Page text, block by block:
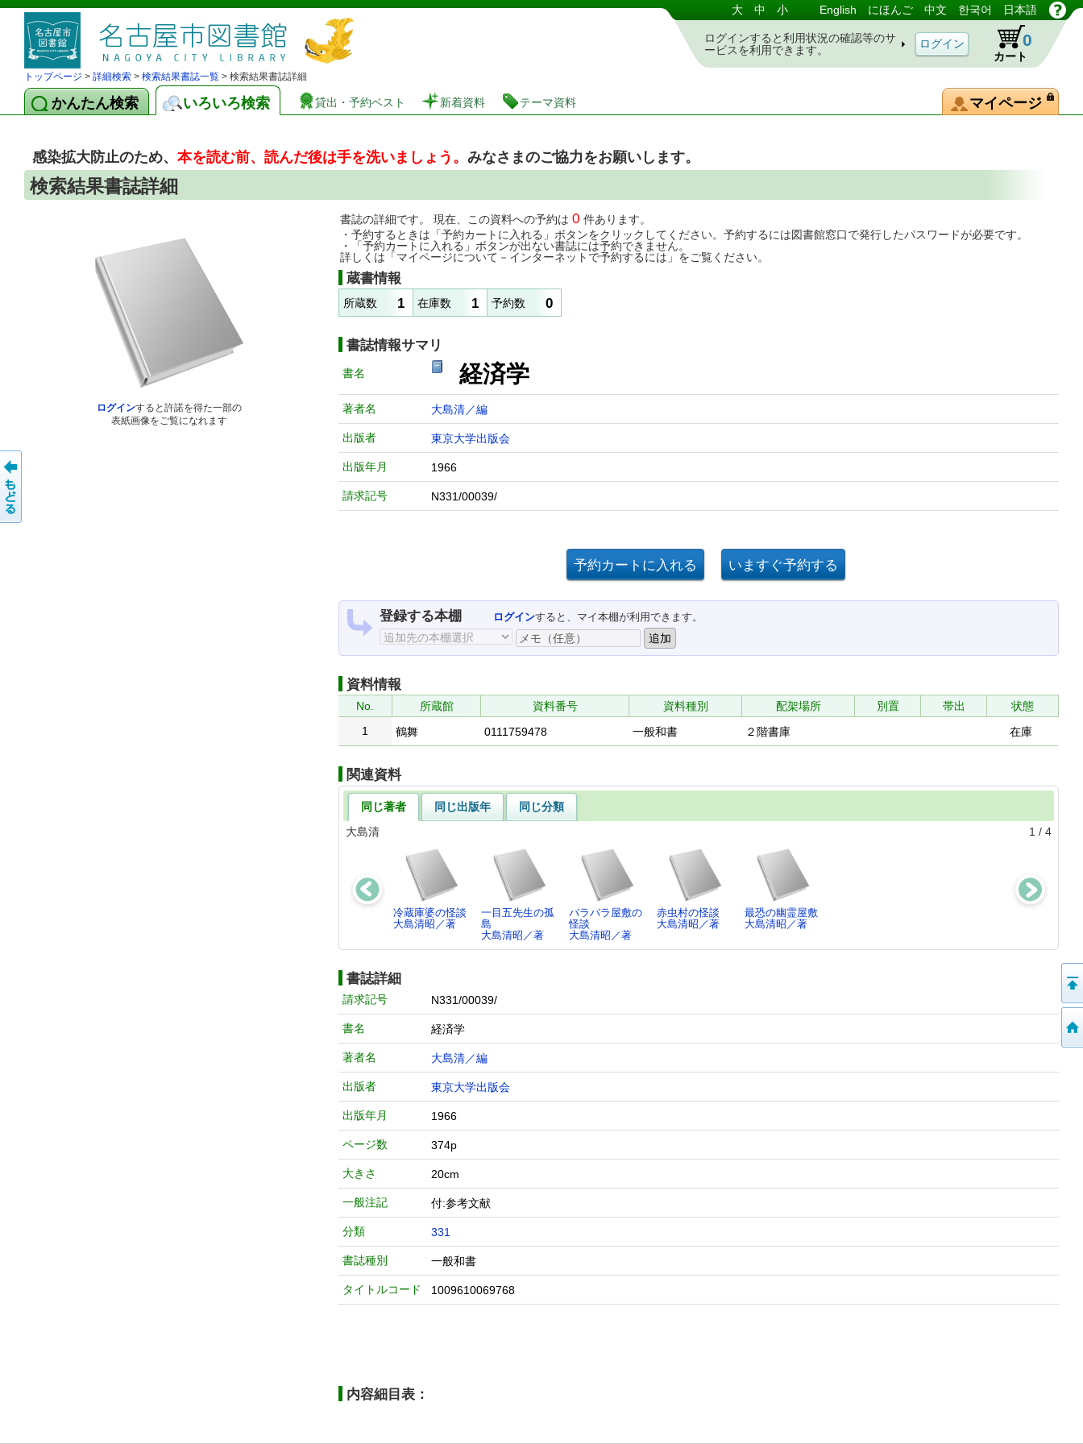
図書館 蔵書検索・予約システム 大 中 小 English にほんご 中文 한국어 日本語
ログインすると利用状況の確認等のサ
ービスを利用できます。
カート
0
トップページ > 詳細検索 > 検索結果書誌一覧 > 検索結果書誌詳細
かんたん検索 いろいろ検索 貸出・予約ベスト 新着資料 テーマ資料 マイページ
感染拡大防止のため、 本を読む前、読んだ後は手を洗いましょう。 みなさまのご協力をお願いします。
検索結果書誌詳細
ログインすると許諾を得た一部の
表紙画像をご覧になれます
書誌の詳細です。 現在、この資料への予約は 0 件あります。
・予約するときは「予約カートに入れる」ボタンをクリックしてください。予約するには図書館窓口で発行したパスワードが必要です。
・「予約カートに入れる」ボタンが出ない書誌には予約できません。
詳しくは「マイページについて－インターネットで予約するには」をご覧ください。
蔵書情報
所蔵数 1 在庫数 1 予約数 0
書誌情報サマリ
書名 経済学
著者名 大島清／編
出版者 東京大学出版会
出版年月 1966
請求記号 N331/00039/
登録する本棚 ログインすると、マイ本棚が利用できます。
資料情報
No. 所蔵館 資料番号 資料種別 配架場所 別置 帯出
状態
1
鶴舞 0111759478 一般和書 ２階書庫 在庫
関連資料
同じ著者 同じ出版年
同じ分類
大島清
1 / 4
冷蔵庫婆の怪談
大島清昭／著
一目五先生の孤
島
大島清昭／著
バラバラ屋敷の
怪談
大島清昭／著
赤虫村の怪談
大島清昭／著
最恐の幽霊屋敷
大島清昭／著
書誌詳細
請求記号 N331/00039/
書名 経済学
著者名 大島清／編
出版者 東京大学出版会
出版年月 1966
ページ数 374p
大きさ 20cm
一般注記 付:参考文献
分類 331
書誌種別 一般和書
タイトルコード 1009610069768
内容細目表：